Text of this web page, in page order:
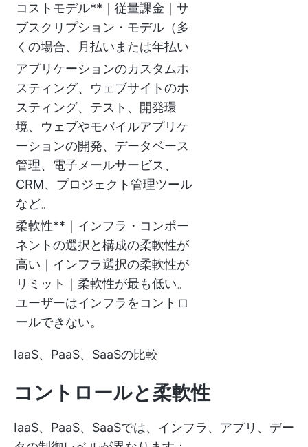
コストモデル**｜従量課金｜サ
ブスクリプション・モデル（多
くの場合、月払いまたは年払い
アプリケーションのカスタムホ
スティング、ウェブサイトのホ
スティング、テスト、開発環
境、ウェブやモバイルアプリケ
ーションの開発、データベース
管理、電子メールサービス、
CRM、プロジェクト管理ツール
など。
柔軟性**｜インフラ・コンポー
ネントの選択と構成の柔軟性が
高い｜インフラ選択の柔軟性が
リミット｜柔軟性が最も低い。
ユーザーはインフラをコントロ
ールできない。
IaaS、PaaS、SaaSの比較
コントロールと柔軟性
IaaS、PaaS、SaaSでは、インフラ、アプリ、デー